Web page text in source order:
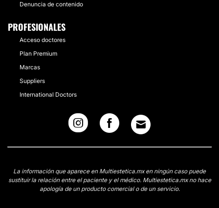
Denuncia de contenido
PROFESIONALES
Acceso doctores
Plan Premium
Marcas
Suppliers
International Doctors
La información que aparece en Multiestetica.mx en ningún caso puede
sustituir la relación entre el paciente y el médico. Multiestetica.mx no hace
apología de un producto comercial o de un servicio.